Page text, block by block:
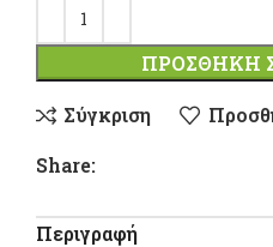
ΠΡΟΣΘΉΚΗ
Σύγκριση
Share:
Περιγραφή